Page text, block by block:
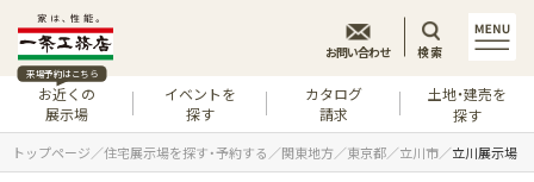
来場予約はこちら
お近くの
展示場
イベントを
探す
カタログ
請求
土地・建売を
探す
お問い合わせ 検索
トップページ 住宅展示場を探す・予約する 関東地方 東京都 立川市 立川展示場